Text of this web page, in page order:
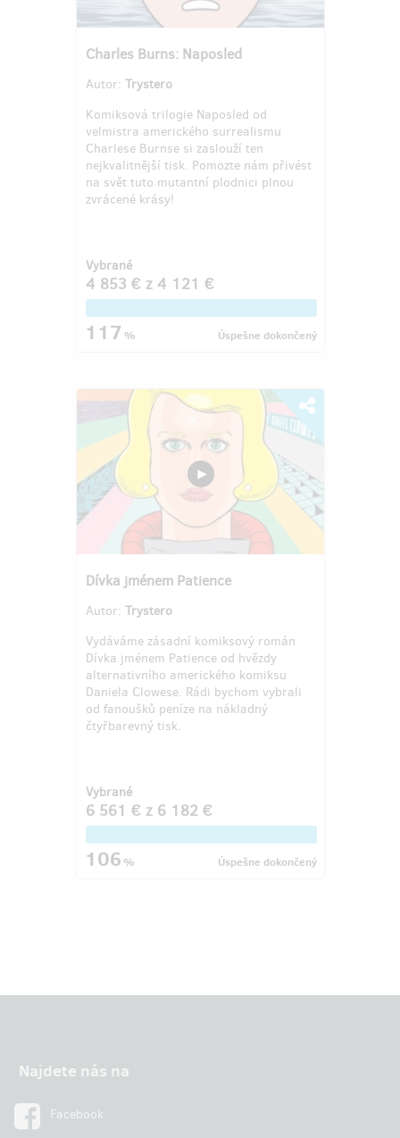
Charles Burns: Naposled
Autor: Trystero
Komiksová trilogie Naposled od
velmistra amerického surrealismu
Charlese Burnse si zaslouží ten
nejkvalitnější tisk. Pomozte nám přivést
na svět tuto mutantní plodnici plnou
zvrácené krásy!
Vybrané
4 853 € z 4 121 €
117% Úspešne dokončený
Dívka jménem Patience
Autor: Trystero
Vydáváme zásadní komiksový román
Dívka jménem Patience od hvězdy
alternativního amerického komiksu
Daniela Clowese. Rádi bychom vybrali
od fanoušků peníze na nákladný
čtyřbarevný tisk.
Vybrané
6 561 € z 6 182 €
106% Úspešne dokončený
Najdete nás na
Facebook